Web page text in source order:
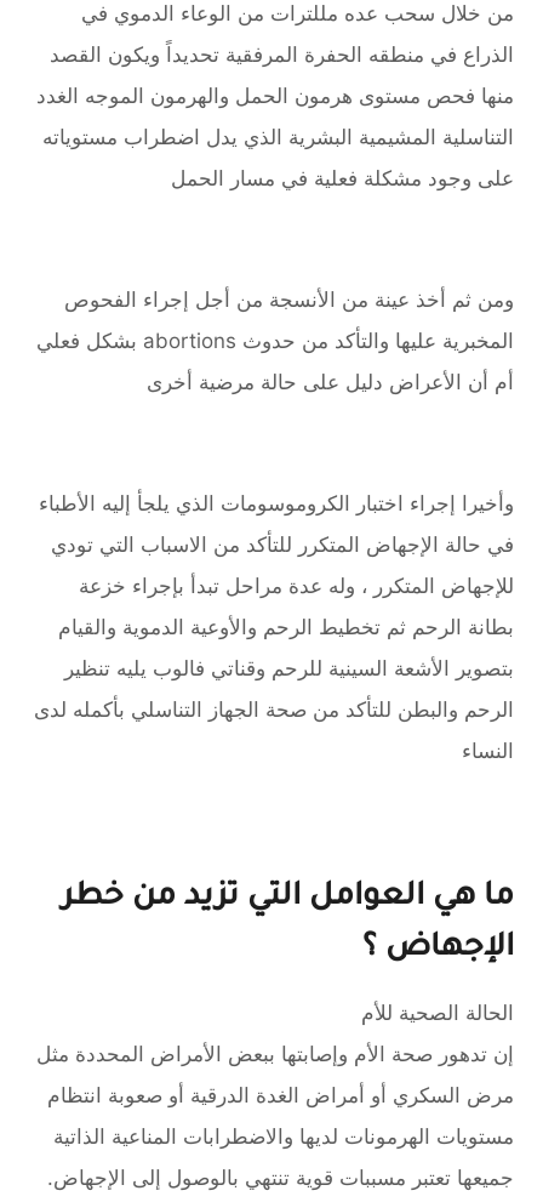
من خلال سحب عده مللترات من الوعاء الدموي في
الذراع في منطقه الحفرة المرفقية تحديداً ويكون القصد
منها فحص مستوى هرمون الحمل والهرمون الموجه الغدد
التناسلية المشيمية البشرية الذي يدل اضطراب مستوياته
على وجود مشكلة فعلية في مسار الحمل
ومن ثم أخذ عينة من الأنسجة من أجل إجراء الفحوص
المخبرية عليها والتأكد من حدوث abortions بشكل فعلي
أم أن الأعراض دليل على حالة مرضية أخرى
وأخيرا إجراء اختبار الكروموسومات الذي يلجأ إليه الأطباء
في حالة الإجهاض المتكرر للتأكد من الاسباب التي تودي
للإجهاض المتكرر ، وله عدة مراحل تبدأ بإجراء خزعة
بطانة الرحم ثم تخطيط الرحم والأوعية الدموية والقيام
بتصوير الأشعة السينية للرحم وقناتي فالوب يليه تنظير
الرحم والبطن للتأكد من صحة الجهاز التناسلي بأكمله لدى
النساء
ما هي العوامل التي تزيد من خطر
الإجهاض ؟
الحالة الصحية للأم
إن تدهور صحة الأم وإصابتها ببعض الأمراض المحددة مثل
مرض السكري أو أمراض الغدة الدرقية أو صعوبة انتظام
مستويات الهرمونات لديها والاضطرابات المناعية الذاتية
جميعها تعتبر مسببات قوية تنتهي بالوصول إلى الإجهاض.